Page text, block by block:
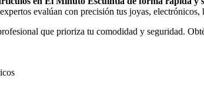
evalúan con precisión tus joyas,
que prioriza tu comodidad y seguridad.